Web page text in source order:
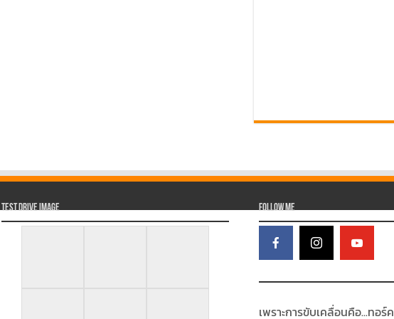
Test Drive Image Follow Me
เพราะการขับเคลื่อนคือ...ทอร์ค